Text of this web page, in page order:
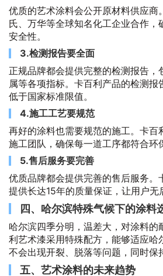
优质的艺术涂料会公开原材料供应商
氏、万华等全球知名化工企业合作，
安全性。
3.检测报告要全面
正规品牌都会提供完整的检测报告，
属等各项指标。卡百利产品的检测报
低于国家标准限值。
4.施工工艺要规范
再好的涂料也需要规范的施工。卡百
施工团队，确保每一道工序都符合环
5.售后服务要完善
优质品牌都会提供完善的售后服务。
提供长达15年的质量保证，让用户无
四、哈尔滨特殊气候下的涂料
哈尔滨四季分明，温差大，对涂料的
利艺术漆采用特殊配方，能够适应哈
不会出现开裂、脱落等问题，同时保
五、艺术涂料的未来趋势